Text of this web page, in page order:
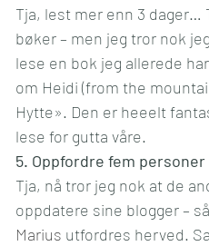
Tja, lest mer enn 3 dager…
bøker – men jeg tror nok
lese en bok jeg allerede
om Heidi (from the
Hytte». Den er heeelt
lese for gutta våre.
5. Oppfordre fem
Tja, nå tror jeg nok at de
oppdatere sine blogger –
Marius utfordres herved.